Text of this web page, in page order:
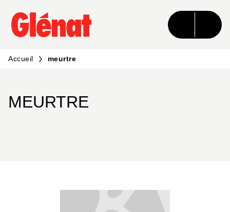
MENU RECHERCHE CONTENU
PIED DE PAGE
Accueil meurtre
MEURTRE